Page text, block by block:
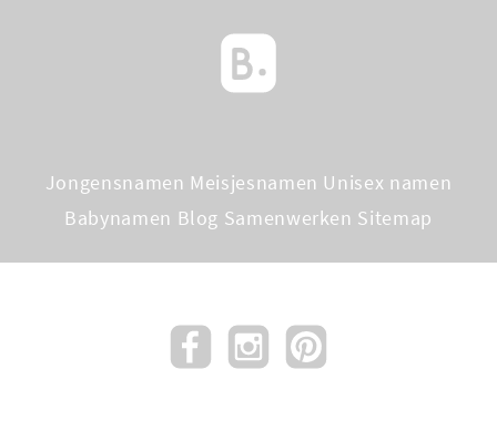
Jongensnamen Meisjesnamen Unisex namen
Babynamen Blog Samenwerken Sitemap